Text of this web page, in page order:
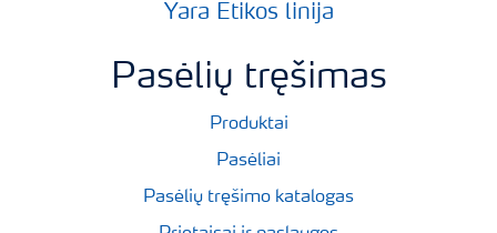
Yara Etikos linija
Pasėlių tręšimas
Produktai
Pasėliai
Pasėlių tręšimo katalogas